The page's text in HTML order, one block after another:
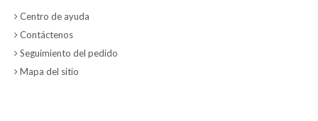
Centro de ayuda
Contáctenos
Seguimiento del pedido
Mapa del sitio